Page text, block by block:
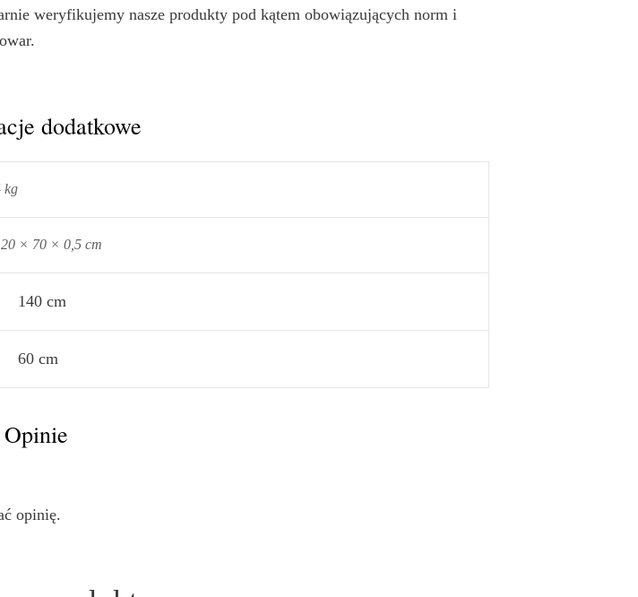
weryfikujemy nasze produkty pod kątem obowiązujących norm i
dodatkowe
kg
× 70 × 0,5 cm
140 cm
60 cm
Opinie
opinię.